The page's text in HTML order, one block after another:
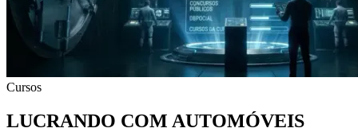
Cursos
LUCRANDO COM AUTOMÓVEIS